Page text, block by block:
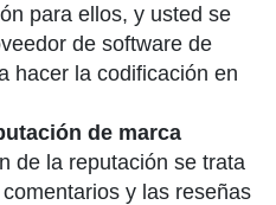
para ellos, y usted se
de software de
hacer la codificación en
de marca
de la reputación se trata
y las reseñas